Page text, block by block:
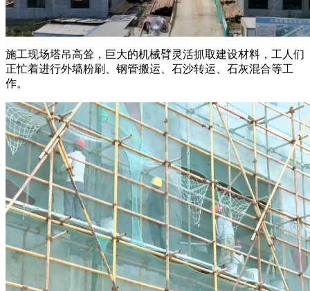
施工现场塔吊高耸，巨大的机械臂灵活抓取建设材料，工人们
正忙着进行外墙粉刷、钢管搬运、石沙转运、石灰混合等工
作。